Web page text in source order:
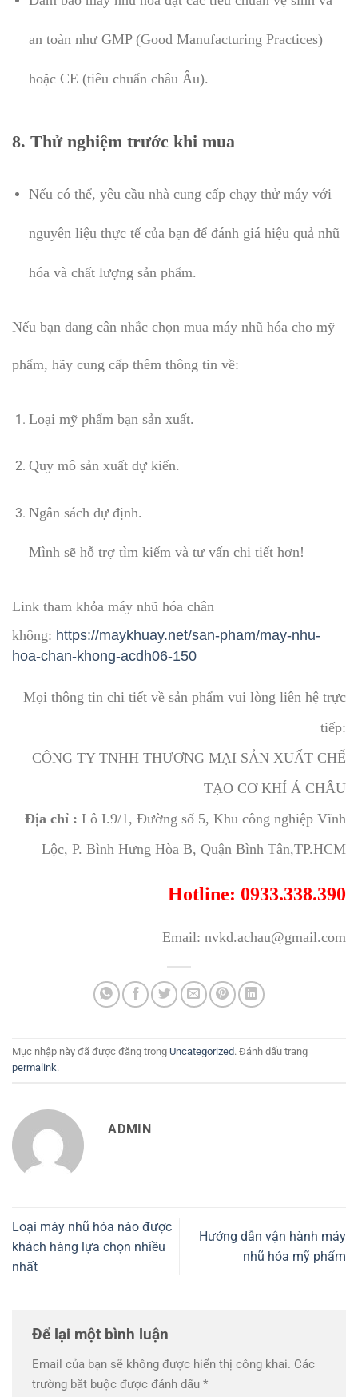
an toàn như GMP (Good Manufacturing Practices)
hoặc CE (tiêu chuẩn châu Âu).
8. Thử nghiệm trước khi mua
Nếu có thể, yêu cầu nhà cung cấp chạy thử máy với
nguyên liệu thực tế của bạn để đánh giá hiệu quả nhũ
hóa và chất lượng sản phẩm.
Nếu bạn đang cân nhắc chọn mua máy nhũ hóa cho mỹ
phẩm, hãy cung cấp thêm thông tin về:
Loại mỹ phẩm bạn sản xuất.
Quy mô sản xuất dự kiến.
Ngân sách dự định.
Mình sẽ hỗ trợ tìm kiếm và tư vấn chi tiết hơn!
Link tham khỏa máy nhũ hóa chân
không: https://maykhuay.net/san-pham/may-nhu-
hoa-chan-khong-acdh06-150
Mọi thông tin chi tiết về sản phẩm vui lòng liên hệ trực
tiếp:
CÔNG TY TNHH THƯƠNG MẠI SẢN XUẤT CHẾ
TẠO CƠ KHÍ Á CHÂU
Địa chỉ : Lô I.9/1, Đường số 5, Khu công nghiệp Vĩnh
Lộc, P. Bình Hưng Hòa B, Quận Bình Tân,TP.HCM
Hotline: 0933.338.390
Email: nvkd.achau@gmail.com
Mục nhập này đã được đăng trong Uncategorized. Đánh dấu trang
permalink.
ADMIN
Loại máy nhũ hóa nào được
khách hàng lựa chọn nhiều
nhất
Hướng dẫn vận hành máy
nhũ hóa mỹ phẩm
Để lại một bình luận
Email của bạn sẽ không được hiển thị công khai. Các
trường bắt buộc được đánh dấu *